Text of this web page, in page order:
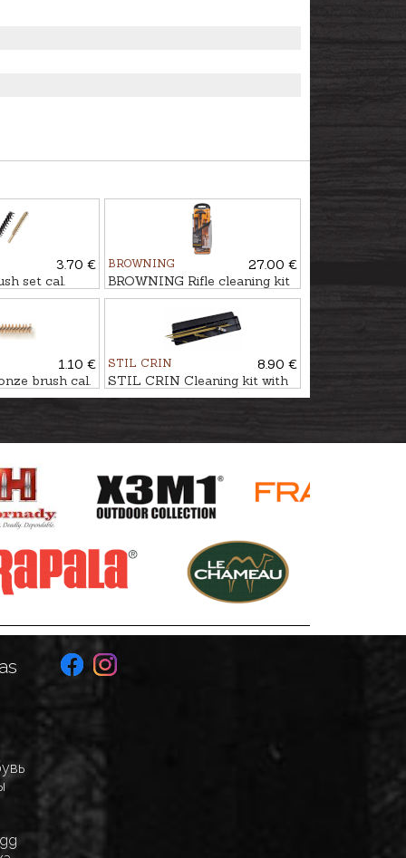
3.70 €
set cal.
BROWNING
27.00 €
BROWNING Rifle cleaning kit
1.10 €
brush cal.
STIL CRIN
8.90 €
STIL CRIN Cleaning kit with
full brass rod cal. .22